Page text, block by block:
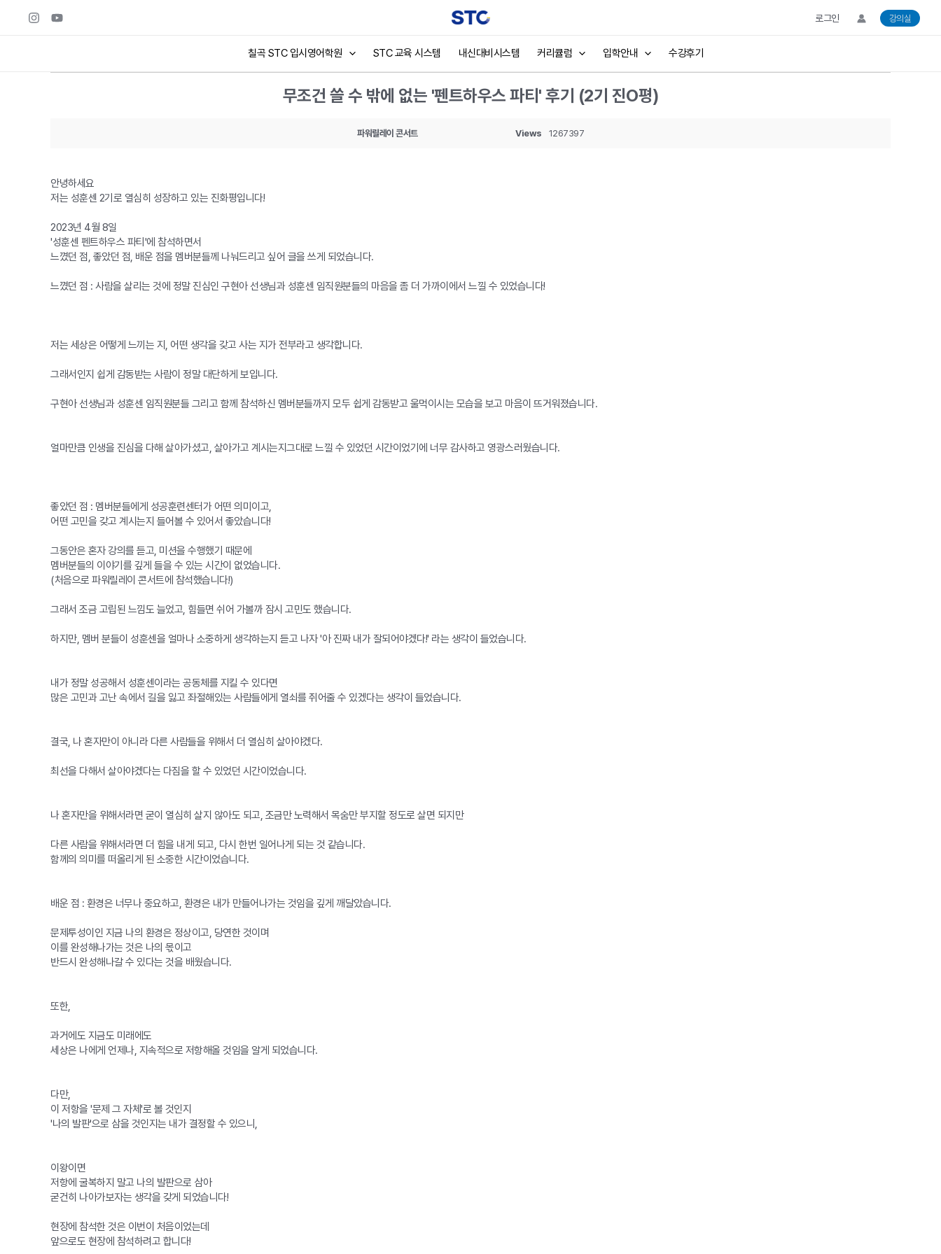
로그인 강의실
칠곡 STC 입시영어학원 STC 교육 시스템 내신대비시스템 커리큘럼 입학안내 수강후기
무조건 쓸 수 밖에 없는 '펜트하우스 파티' 후기 (2기 진O평)
파워릴레이 콘서트 Views 1267397
안녕하세요
저는 성훈센 2기로 열심히 성장하고 있는 진화평입니다!
2023년 4월 8일
'성훈센 펜트하우스 파티'에 참석하면서
느꼈던 점, 좋았던 점, 배운 점을 멤버분들께 나눠드리고 싶어 글을 쓰게 되었습니다.
느꼈던 점 : 사람을 살리는 것에 정말 진심인 구현아 선생님과 성훈센 임직원분들의 마음을 좀 더 가까이에서 느낄 수 있었습니다!
저는 세상은 어떻게 느끼는 지, 어떤 생각을 갖고 사는 지가 전부라고 생각합니다.
그래서인지 쉽게 감동받는 사람이 정말 대단하게 보입니다.
구현아 선생님과 성훈센 임직원분들 그리고 함께 참석하신 멤버분들까지 모두 쉽게 감동받고 울먹이시는 모습을 보고 마음이 뜨거워졌습니다.
얼마만큼 인생을 진심을 다해 살아가셨고, 살아가고 계시는지그대로 느낄 수 있었던 시간이었기에 너무 감사하고 영광스러웠습니다.
좋았던 점 : 멤버분들에게 성공훈련센터가 어떤 의미이고,
어떤 고민을 갖고 계시는지 들어볼 수 있어서 좋았습니다!
그동안은 혼자 강의를 듣고, 미션을 수행했기 때문에
멤버분들의 이야기를 깊게 들을 수 있는 시간이 없었습니다.
(처음으로 파워릴레이 콘서트에 참석했습니다!)
그래서 조금 고립된 느낌도 늘었고, 힘들면 쉬어 가볼까 잠시 고민도 했습니다.
하지만, 멤버 분들이 성훈센을 얼마나 소중하게 생각하는지 듣고 나자 '아 진짜 내가 잘되어야겠다!' 라는 생각이 들었습니다.
내가 정말 성공해서 성훈센이라는 공동체를 지킬 수 있다면
많은 고민과 고난 속에서 길을 잃고 좌절해있는 사람들에게 열쇠를 쥐어줄 수 있겠다는 생각이 들었습니다.
결국, 나 혼자만이 아니라 다른 사람들을 위해서 더 열심히 살아야겠다.
최선을 다해서 살아야겠다는 다짐을 할 수 있었던 시간이었습니다.
나 혼자만을 위해서라면 굳이 열심히 살지 않아도 되고, 조금만 노력해서 목숨만 부지할 정도로 살면 되지만
다른 사람을 위해서라면 더 힘을 내게 되고, 다시 한번 일어나게 되는 것 같습니다.
함께의 의미를 떠올리게 된 소중한 시간이었습니다.
배운 점 : 환경은 너무나 중요하고, 환경은 내가 만들어나가는 것임을 깊게 깨달았습니다.
문제투성이인 지금 나의 환경은 정상이고, 당연한 것이며
이를 완성해나가는 것은 나의 몫이고
반드시 완성해나갈 수 있다는 것을 배웠습니다.
또한,
과거에도 지금도 미래에도
세상은 나에게 언제나, 지속적으로 저항해올 것임을 알게 되었습니다.
다만,
이 저항을 '문제 그 자체'로 볼 것인지
'나의 발판'으로 삼을 것인지는 내가 결정할 수 있으니,
이왕이면
저항에 굴복하지 말고 나의 발판으로 삼아
굳건히 나아가보자는 생각을 갖게 되었습니다!
현장에 참석한 것은 이번이 처음이었는데
앞으로도 현장에 참석하려고 합니다!